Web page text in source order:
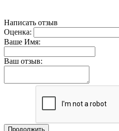
Написать отзыв
Оценка:
Ваше Имя:
Ваш отзыв:
Продолжить